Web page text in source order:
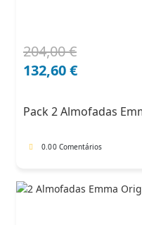
204,00€
O
preço
204,00 €.
132,60€
O
preço
132,60 €.
Pack 2 Almofadas
0.00 Comentários